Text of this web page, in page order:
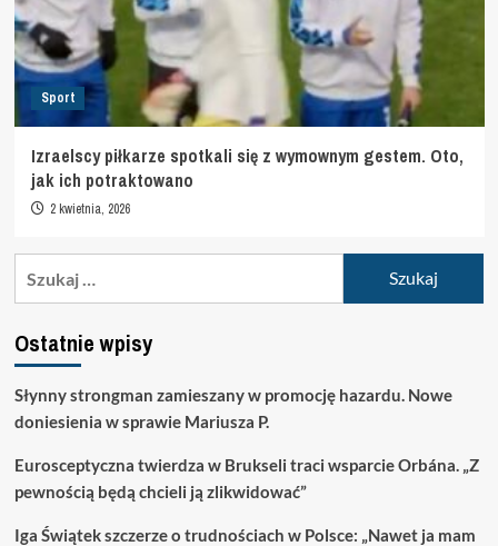
Sport
Izraelscy piłkarze spotkali się z wymownym gestem. Oto,
jak ich potraktowano
2 kwietnia, 2026
Ostatnie wpisy
Słynny strongman zamieszany w promocję hazardu. Nowe
doniesienia w sprawie Mariusza P.
Eurosceptyczna twierdza w Brukseli traci wsparcie Orbána. „Z
pewnością będą chcieli ją zlikwidować”
Iga Świątek szczerze o trudnościach w Polsce: „Nawet ja mam